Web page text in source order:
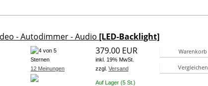
- Autodimmer - Audio [LED-Backlight]
12 Meinungen
379.00 EUR
inkl. 19% MwSt.
zzgl. Versand
Auf Lager (5 St.)
Warenkorb
Vergleichen